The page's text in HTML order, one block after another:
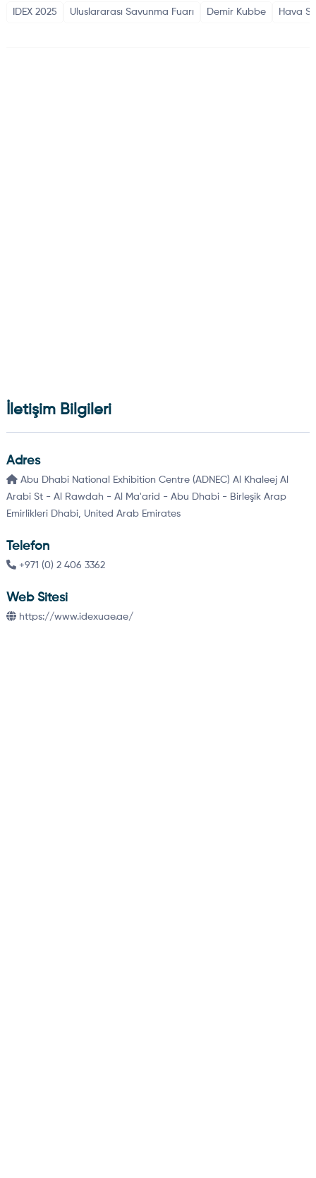
IDEX 2025 Uluslararası Savunma Fuarı Demir Kubbe Hava
İletişim Bilgileri
Adres
Abu Dhabi National Exhibition Centre (ADNEC) Al Khaleej Al
Arabi St - Al Rawdah - Al Ma'arid - Abu Dhabi - Birleşik Arap
Emirlikleri Dhabi, United Arab Emirates
Telefon
+971 (0) 2 406 3362
Web Sitesi
https://www.idexuae.ae/